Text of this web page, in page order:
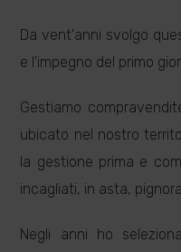
Da vent'anni svolgo
e l'impegno del primo
Gestiamo
ubicato nel nostro
la gestione prima e
incagliati, in asta,
Negli anni ho